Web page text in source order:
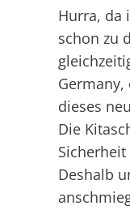
Hurra, da
schon zu
dieses
Die
Deshalb